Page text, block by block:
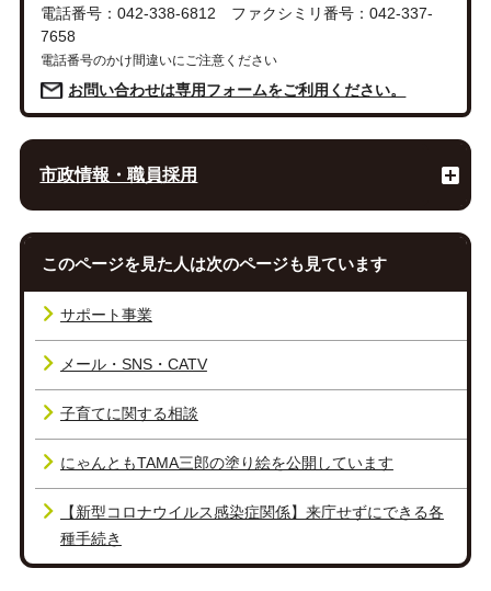
電話番号：042-338-6812 ファクシミリ番号：042-337-
7658
電話番号のかけ間違いにご注意ください
お問い合わせは専用フォームをご利用ください。
市政情報・職員採用
このページを見た人は次のページも見ています
サポート事業
メール・SNS・CATV
子育てに関する相談
にゃんともTAMA三郎の塗り絵を公開しています
【新型コロナウイルス感染症関係】来庁せずにできる各
種手続き